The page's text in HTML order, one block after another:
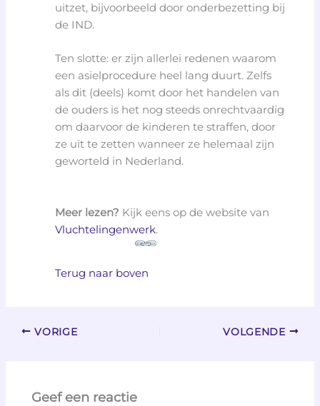
uitzet, bijvoorbeeld door onderbezetting bij
de IND.
Ten slotte: er zijn allerlei redenen waarom
een asielprocedure heel lang duurt. Zelfs
als dit (deels) komt door het handelen van
de ouders is het nog steeds onrechtvaardig
om daarvoor de kinderen te straffen, door
ze uit te zetten wanneer ze helemaal zijn
geworteld in Nederland.
Meer lezen? Kijk eens op de website van
Vluchtelingenwerk.
Terug naar boven
VORIGE VOLGENDE
Geef een reactie